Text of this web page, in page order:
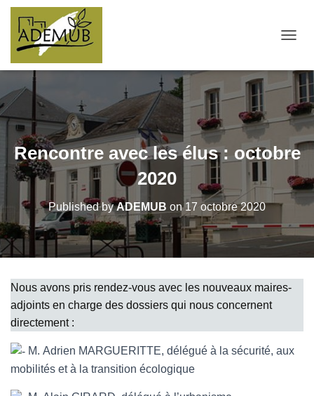
Rencontre avec les élus : octobre
2020
Published byADEMUB on17 octobre 2020
Nous avons pris rendez-vous avec les nouveaux maires-
adjoints en charge des dossiers qui nous concernent
directement :
M. Adrien MARGUERITTE, délégué à la sécurité, aux
mobilités et à la transition écologique